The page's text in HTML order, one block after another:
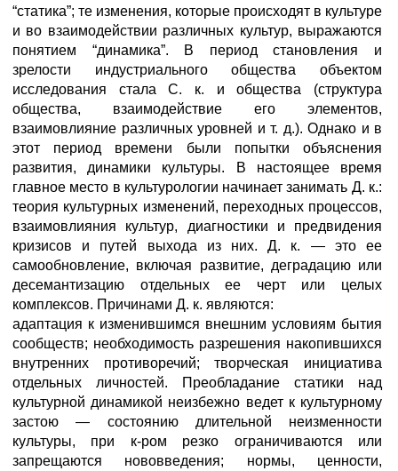
“статика”; те изменения, которые происходят в культуре
и во взаимодействии различных культур, выражаются
понятием “динамика”. В период становления и
зрелости индустриального общества объектом
исследования стала С. к. и общества (структура
общества, взаимодействие его элементов,
взаимовлияние различных уровней и т. д.). Однако и в
этот период времени были попытки объяснения
развития, динамики культуры. В настоящее время
главное место в культурологии начинает занимать Д. к.:
теория культурных изменений, переходных процессов,
взаимовлияния культур, диагностики и предвидения
кризисов и путей выхода из них. Д. к. — это ее
самообновление, включая развитие, деградацию или
десемантизацию отдельных ее черт или целых
комплексов. Причинами Д. к. являются:
адаптация к изменившимся внешним условиям бытия
сообществ; необходимость разрешения накопившихся
внутренних противоречий; творческая инициатива
отдельных личностей. Преобладание статики над
культурной динамикой неизбежно ведет к культурному
застою — состоянию длительной неизменности
культуры, при к-ром резко ограничиваются или
запрещаются нововведения; нормы, ценности,